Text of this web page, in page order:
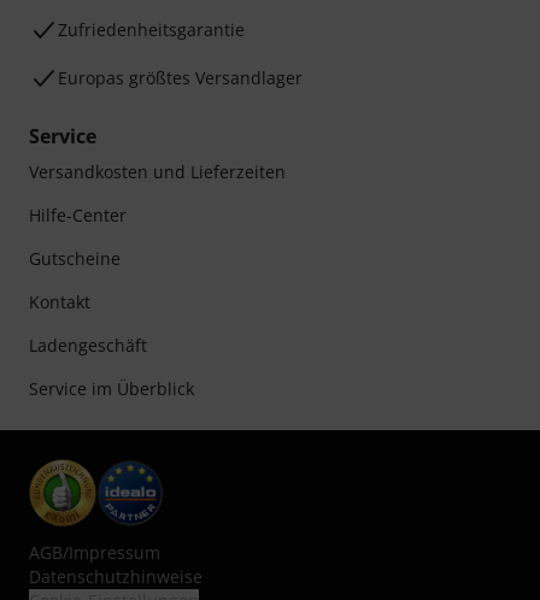
Zufriedenheitsgarantie
Europas größtes Versandlager
Service
Versandkosten und Lieferzeiten
Hilfe-Center
Gutscheine
Kontakt
Ladengeschäft
Service im Überblick
AGB/Impressum
Datenschutzhinweise